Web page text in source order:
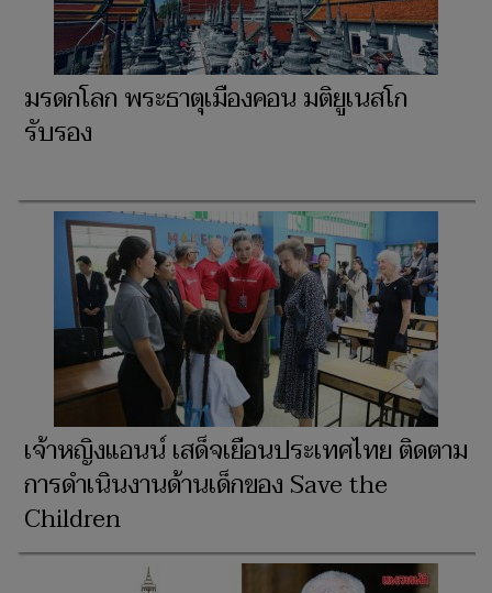
มรดกโลก พระธาตุเมืองคอน มติยูเนสโก
รับรอง
เจ้าหญิงแอนน์ เสด็จเยือนประเทศไทย ติดตาม
การดำเนินงานด้านเด็กของ Save the
Children